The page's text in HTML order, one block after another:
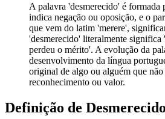
A palavra 'desmerecido' é formada
indica negação ou oposição, e o
que vem do latim 'merere',
'desmerecido' literalmente significa
perdeu o mérito'. A evolução da
desenvolvimento da língua
original de algo ou alguém que
reconhecimento ou valor.
Definição de Desmerecido